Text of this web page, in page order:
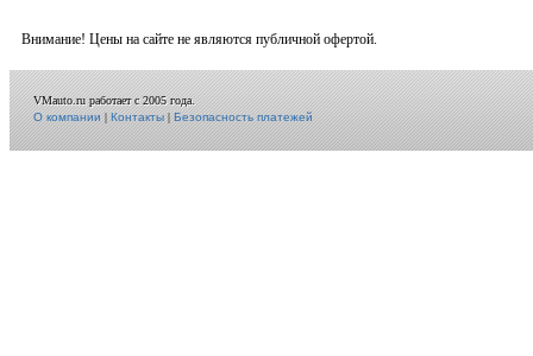
Внимание! Цены на сайте не являются публичной офертой.
VMauto.ru работает с 2005 года.
О компании|Контакты|Безопасность платежей